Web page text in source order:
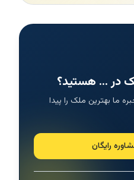
در ... هستید؟
ما بهترین ملک را پیدا
رایگان